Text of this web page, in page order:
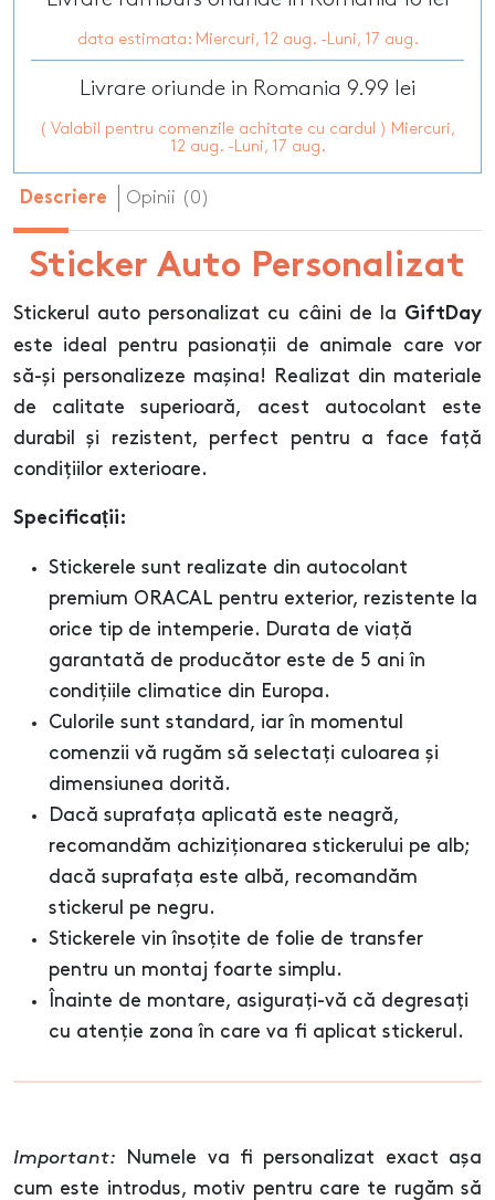
data estimata: Miercuri, 12 aug. -Luni, 17 aug.
Livrare oriunde in Romania 9.99 lei
( Valabil pentru comenzile achitate cu cardul ) Miercuri,
12 aug. -Luni, 17 aug.
Descriere Opinii (0)
Sticker Auto Personalizat
Stickerul auto personalizat cu câini de la GiftDay
este ideal pentru pasionații de animale care vor
să-și personalizeze mașina! Realizat din materiale
de calitate superioară, acest autocolant este
durabil și rezistent, perfect pentru a face față
condițiilor exterioare.
Specificații:
Stickerele sunt realizate din autocolant
premium ORACAL pentru exterior, rezistente la
orice tip de intemperie. Durata de viață
garantată de producător este de 5 ani în
condițiile climatice din Europa.
Culorile sunt standard, iar în momentul
comenzii vă rugăm să selectați culoarea și
dimensiunea dorită.
Dacă suprafața aplicată este neagră,
recomandăm achiziționarea stickerului pe alb;
dacă suprafața este albă, recomandăm
stickerul pe negru.
Stickerele vin însoțite de folie de transfer
pentru un montaj foarte simplu.
Înainte de montare, asigurați-vă că degresați
cu atenție zona în care va fi aplicat stickerul.
Important: Numele va fi personalizat exact așa
cum este introdus, motiv pentru care te rugăm să